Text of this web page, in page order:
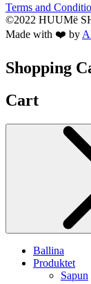
Terms and
©2022 HUUMë
Made with ❤️ by
Shopping
Cart
Ballina
Produktet
Sapun